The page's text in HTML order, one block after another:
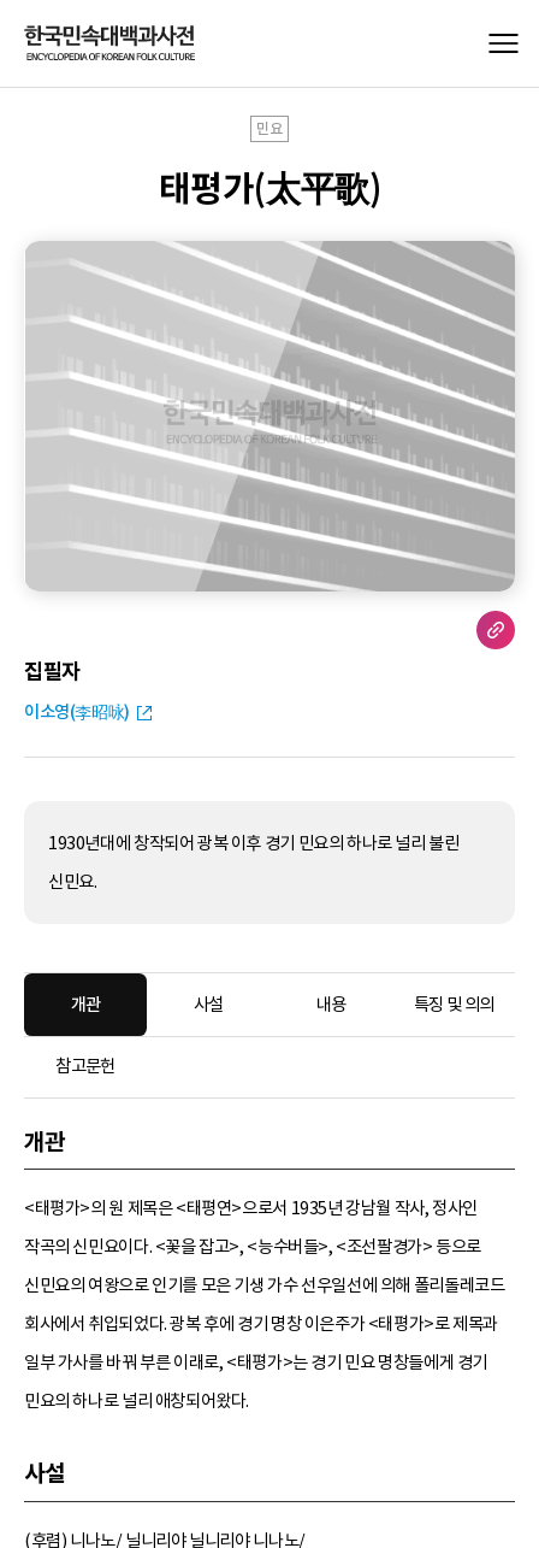
민요
태평가(太平歌)
집필자
이소영(李昭咏)
1930년대에 창작되어 광복 이후 경기 민요의 하나로 널리 불린
신민요.
개관 사설 내용 특징 및 의의
참고문헌
개관
<태평가>의 원 제목은 <태평연>으로서 1935년 강남월 작사, 정사인
작곡의 신민요이다. <꽃을 잡고>, <능수버들>, <조선팔경가> 등으로
신민요의 여왕으로 인기를 모은 기생 가수 선우일선에 의해 폴리돌레코드
회사에서 취입되었다. 광복 후에 경기 명창 이은주가 <태평가>로 제목과
일부 가사를 바꿔 부른 이래로, <태평가>는 경기 민요 명창들에게 경기
민요의 하나로 널리 애창되어왔다.
사설
(후렴) 니나노/ 닐니리야 닐니리야 니나노/